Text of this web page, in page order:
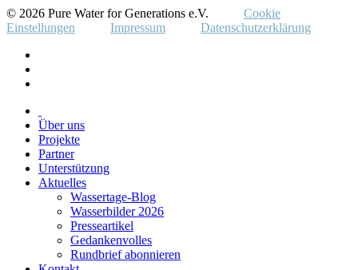
© 2026 Pure Water for Generations e.V.
Cookie
Einstellungen
Impressum Datenschutzerklärung
Über uns
Projekte
Partner
Unterstützung
Aktuelles
Wassertage-Blog
Wasserbilder 2026
Presseartikel
Gedankenvolles
Rundbrief abonnieren